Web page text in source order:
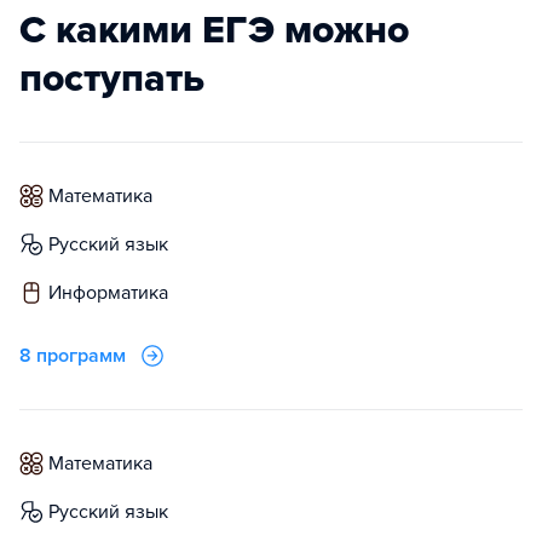
С какими ЕГЭ можно
поступать
математика
русский язык
информатика
8 программ
математика
русский язык